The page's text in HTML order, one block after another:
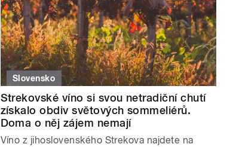
Slovensko
Strekovské víno si svou netradiční chutí
získalo obdiv světových sommeliérů.
Doma o něj zájem nemají
Víno z jihoslovenského Strekova najdete na